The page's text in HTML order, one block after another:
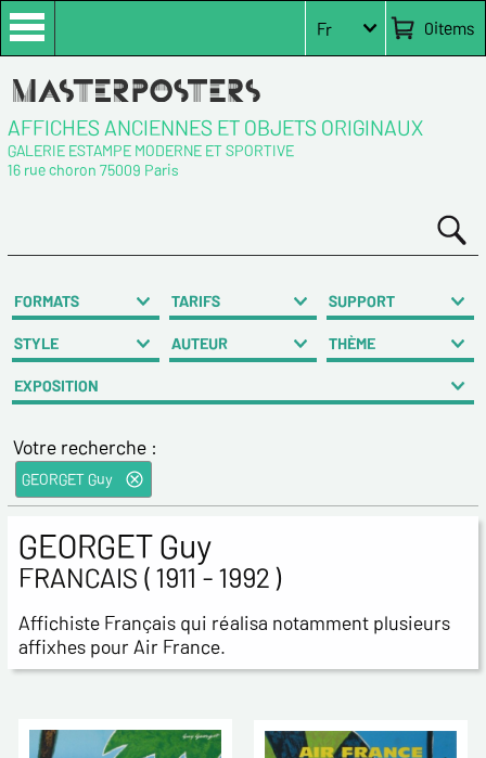
0items
Fr
AFFICHES ANCIENNES ET OBJETS ORIGINAUX
GALERIE ESTAMPE MODERNE ET SPORTIVE
16 rue choron 75009 Paris
FORMATS TARIFS SUPPORT
STYLE AUTEUR THÈME
EXPOSITION
Votre recherche :
GEORGET Guy
GEORGET Guy
FRANCAIS ( 1911 - 1992 )
Affichiste Français qui réalisa notamment plusieurs
affixhes pour Air France.